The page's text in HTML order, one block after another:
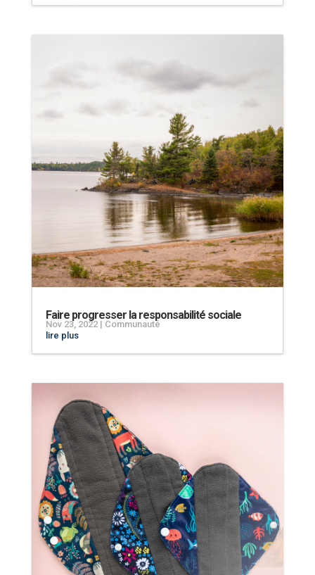
Faire progresser la responsabilité sociale
Nov 23, 2022| Communauté
lire plus